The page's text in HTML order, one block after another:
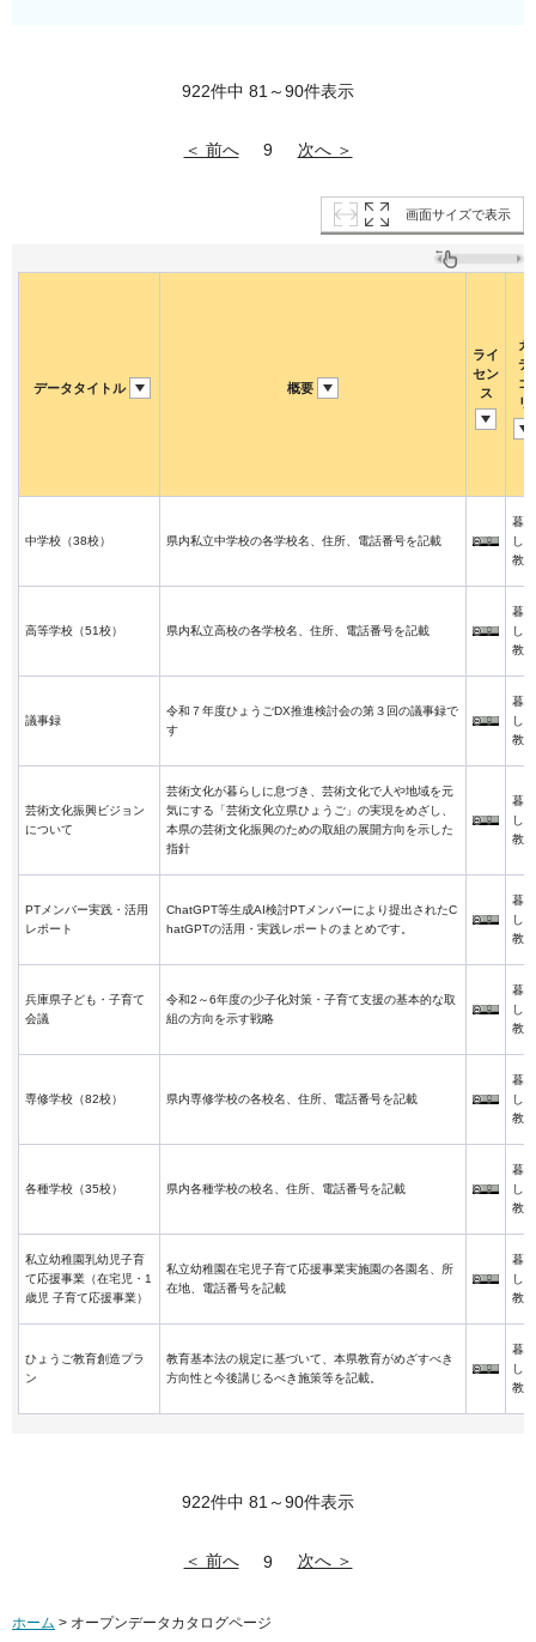
922件中 81～90件表示
＜ 前へ 9 次へ ＞
画面サイズで表示
データタイトル 概要
ライ
セン
ス
カ
テ
ゴ
リ
中学校（38校） 県内私立中学校の各学校名、住所、電話番号を記載
暮ら
し・
教育
高等学校（51校） 県内私立高校の各学校名、住所、電話番号を記載
暮ら
し・
教育
議事録
令和７年度ひょうごDX推進検討会の第３回の議事録で
す
暮ら
し・
教育
芸術文化振興ビジョン
について
芸術文化が暮らしに息づき、芸術文化で人や地域を元
気にする「芸術文化立県ひょうご」の実現をめざし、
本県の芸術文化振興のための取組の展開方向を示した
指針
暮ら
し・
教育
PTメンバー実践・活用
レポート
ChatGPT等生成AI検討PTメンバーにより提出されたC
hatGPTの活用・実践レポートのまとめです。
暮ら
し・
教育
兵庫県子ども・子育て
会議
令和2～6年度の少子化対策・子育て支援の基本的な取
組の方向を示す戦略
暮ら
し・
教育
専修学校（82校） 県内専修学校の各校名、住所、電話番号を記載
暮ら
し・
教育
各種学校（35校） 県内各種学校の校名、住所、電話番号を記載
暮ら
し・
教育
私立幼稚園乳幼児子育
て応援事業（在宅児・1
歳児 子育て応援事業）
私立幼稚園在宅児子育て応援事業実施園の各園名、所
在地、電話番号を記載
暮ら
し・
教育
ひょうご教育創造プラ
ン
教育基本法の規定に基づいて、本県教育がめざすべき
方向性と今後講じるべき施策等を記載。
暮ら
し・
教育
922件中 81～90件表示
＜ 前へ 9 次へ ＞
ホーム > オープンデータカタログページ